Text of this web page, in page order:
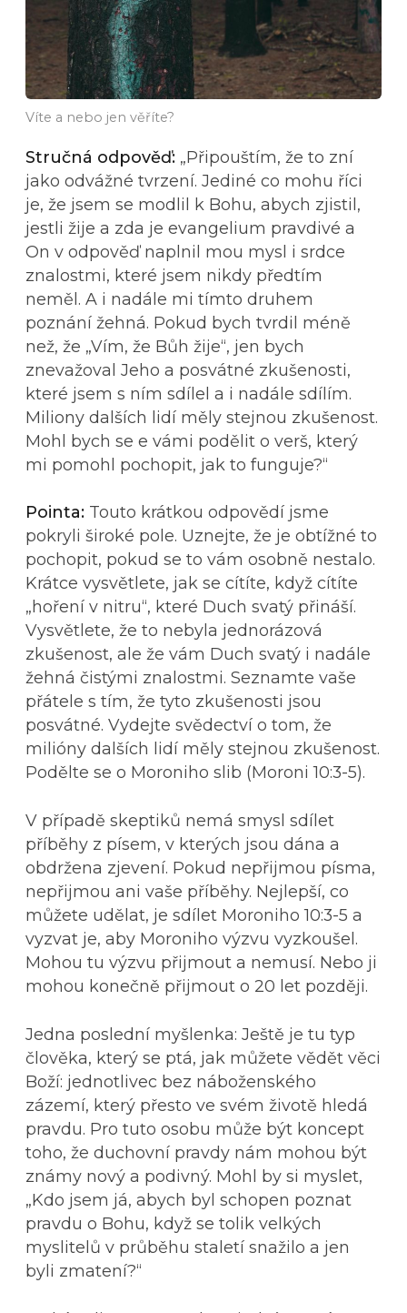
Víte a nebo jen věříte?
Stručná odpověď: „Připouštím, že to zní
jako odvážné tvrzení. Jediné co mohu říci
je, že jsem se modlil k Bohu, abych zjistil,
jestli žije a zda je evangelium pravdivé a
On v odpověď naplnil mou mysl i srdce
znalostmi, které jsem nikdy předtím
neměl. A i nadále mi tímto druhem
poznání žehná. Pokud bych tvrdil méně
než, že „Vím, že Bůh žije“, jen bych
znevažoval Jeho a posvátné zkušenosti,
které jsem s ním sdílel a i nadále sdílím.
Miliony dalších lidí měly stejnou zkušenost.
Mohl bych se e vámi podělit o verš, který
mi pomohl pochopit, jak to funguje?“
Pointa: Touto krátkou odpovědí jsme
pokryli široké pole. Uznejte, že je obtížné to
pochopit, pokud se to vám osobně nestalo.
Krátce vysvětlete, jak se cítíte, když cítíte
„hoření v nitru“, které Duch svatý přináší.
Vysvětlete, že to nebyla jednorázová
zkušenost, ale že vám Duch svatý i nadále
žehná čistými znalostmi. Seznamte vaše
přátele s tím, že tyto zkušenosti jsou
posvátné. Vydejte svědectví o tom, že
milióny dalších lidí měly stejnou zkušenost.
Podělte se o Moroniho slib (Moroni 10:3-5).
V případě skeptiků nemá smysl sdílet
příběhy z písem, v kterých jsou dána a
obdržena zjevení. Pokud nepřijmou písma,
nepřijmou ani vaše příběhy. Nejlepší, co
můžete udělat, je sdílet Moroniho 10:3-5 a
vyzvat je, aby Moroniho výzvu vyzkoušel.
Mohou tu výzvu přijmout a nemusí. Nebo ji
mohou konečně přijmout o 20 let později.
Jedna poslední myšlenka: Ještě je tu typ
člověka, který se ptá, jak můžete vědět věci
Boží: jednotlivec bez náboženského
zázemí, který přesto ve svém životě hledá
pravdu. Pro tuto osobu může být koncept
toho, že duchovní pravdy nám mohou být
známy nový a podivný. Mohl by si myslet,
„Kdo jsem já, abych byl schopen poznat
pravdu o Bohu, když se tolik velkých
myslitelů v průběhu staletí snažilo a jen
byli zmatení?“